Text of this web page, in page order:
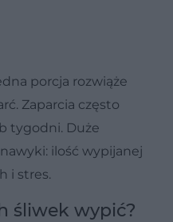
porcja rozwiąże
Zaparcia często
tygodni. Duże
ilość wypijanej
i stres.
śliwek wypić?